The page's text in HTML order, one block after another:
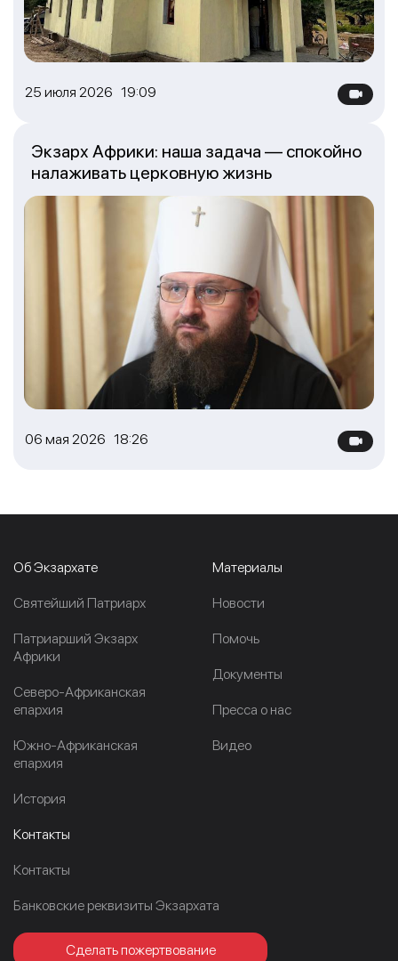
25 июля 2026 19:09
06 мая 2026 18:26
Экзарх Африки: наша задача — спокойно
налаживать церковную жизнь
Об Экзархате
Cвятейший Патриарх
Патриарший Экзарх
Африки
Северо-Африканская
епархия
Южно-Африканская
епархия
История
Материалы
Новости
Помочь
Документы
Пресса о нас
Видео
Контакты
Контакты
Банковские реквизиты Экзархата
Сделать пожертвование